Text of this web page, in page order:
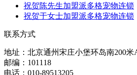
祝贺陈先生加盟派多格宠物连锁
祝贺于女士加盟派多格宠物连锁
联系方式
地址：北京通州宋庄小堡环岛南200米
邮编：101118
电话：010-89513205